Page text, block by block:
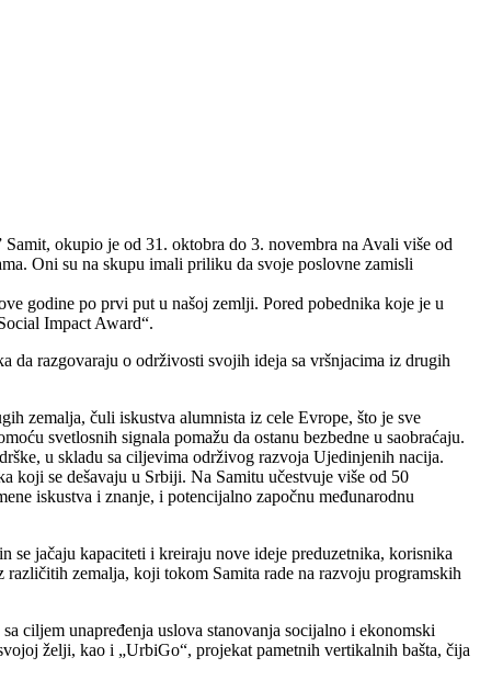
okupio je od 31. oktobra do 3. novembra na Avali više od
Oni su na skupu imali priliku da svoje poslovne zamisli
godine po prvi put u našoj zemlji. Pored pobednika koje je u
Impact Award“.
da razgovaraju o održivosti svojih ideja sa vršnjacima iz drugih
zemalja, čuli iskustva alumnista iz cele Evrope, što je sve
svetlosnih signala pomažu da ostanu bezbedne u saobraćaju.
u skladu sa ciljevima održivog razvoja Ujedinjenih nacija.
koji se dešavaju u Srbiji. Na Samitu učestvuje više od 50
iskustva i znanje, i potencijalno započnu međunarodnu
se jačaju kapaciteti i kreiraju nove ideje preduzetnika, korisnika
zemalja, koji tokom Samita rade na razvoju programskih
ciljem unapređenja uslova stanovanja socijalno i ekonomski
želji, kao i „UrbiGo“, projekat pametnih vertikalnih bašta, čija